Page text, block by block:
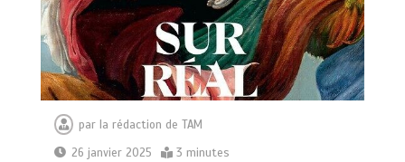
parla rédaction de TAM
26 janvier 2025
3 minutes